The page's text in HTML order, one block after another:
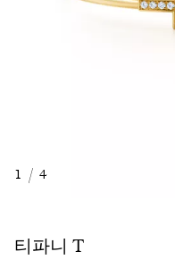
1 / 4
티파니 T